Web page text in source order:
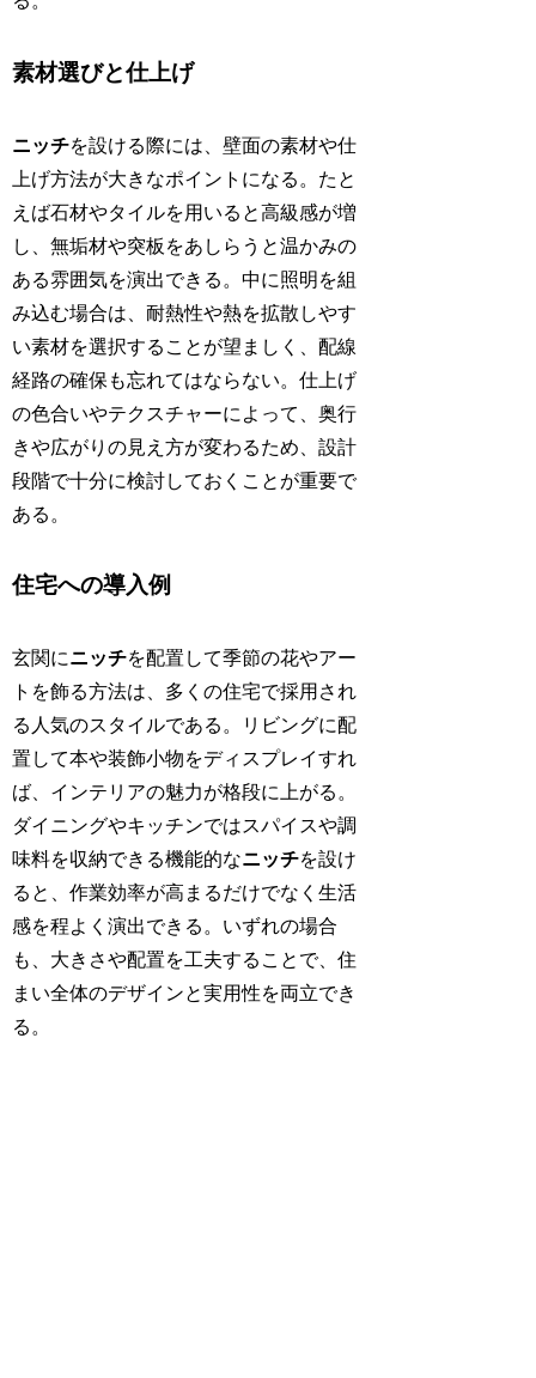
素材選びと仕上げ
ニッチを設ける際には、壁面の素材や仕
上げ方法が大きなポイントになる。たと
えば石材やタイルを用いると高級感が増
し、無垢材や突板をあしらうと温かみの
ある雰囲気を演出できる。中に照明を組
み込む場合は、耐熱性や熱を拡散しやす
い素材を選択することが望ましく、配線
経路の確保も忘れてはならない。仕上げ
の色合いやテクスチャーによって、奥行
きや広がりの見え方が変わるため、設計
段階で十分に検討しておくことが重要で
ある。
住宅への導入例
玄関にニッチを配置して季節の花やアー
トを飾る方法は、多くの住宅で採用され
る人気のスタイルである。リビングに配
置して本や装飾小物をディスプレイすれ
ば、インテリアの魅力が格段に上がる。
ダイニングやキッチンではスパイスや調
味料を収納できる機能的なニッチを設け
ると、作業効率が高まるだけでなく生活
感を程よく演出できる。いずれの場合
も、大きさや配置を工夫することで、住
まい全体のデザインと実用性を両立でき
る。